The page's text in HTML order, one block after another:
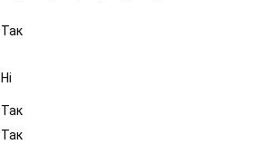
Так
Ні
Так
Так